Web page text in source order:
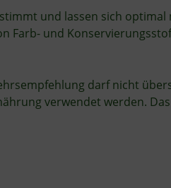
und lassen sich
Farb- und
darf nicht
verwendet werden.